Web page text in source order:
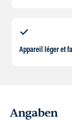
Appareil léger et
Angaben